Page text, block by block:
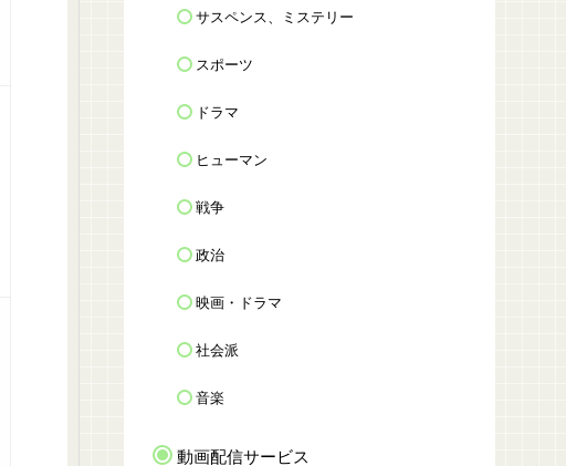
サスペンス、ミステリー
スポーツ
ドラマ
ヒューマン
戦争
政治
映画・ドラマ
社会派
音楽
動画配信サービス